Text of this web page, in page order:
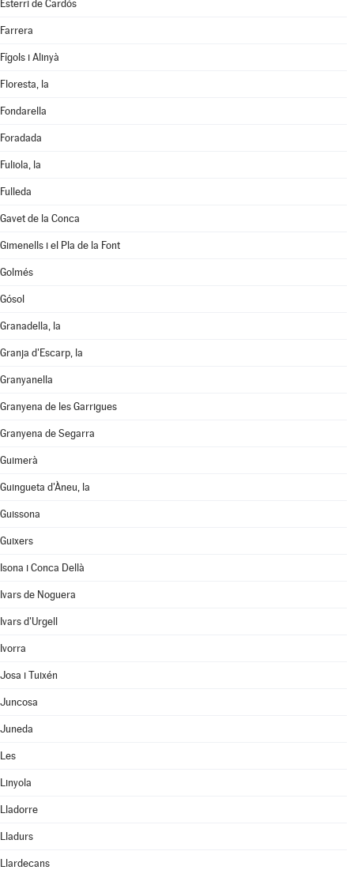
Esterri de Cardós
Farrera
Fígols i Alinyà
Floresta, la
Fondarella
Foradada
Fuliola, la
Fulleda
Gavet de la Conca
Gimenells i el Pla de la Font
Golmés
Gósol
Granadella, la
Granja d'Escarp, la
Granyanella
Granyena de les Garrigues
Granyena de Segarra
Guimerà
Guingueta d'Àneu, la
Guissona
Guixers
Isona i Conca Dellà
Ivars de Noguera
Ivars d'Urgell
Ivorra
Josa i Tuixén
Juncosa
Juneda
Les
Linyola
Lladorre
Lladurs
Llardecans